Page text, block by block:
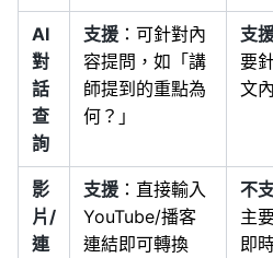
AI
對
話
查
詢
支援 ：可針對內
容提問，如「講
師提到的重點為
何？」
支
要
文
影
片/
連
支援 ：直接輸入
YouTube/播客
連結即可轉換
不
主
即